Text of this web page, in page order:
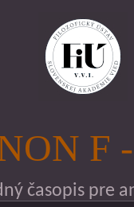
F
časopis pre